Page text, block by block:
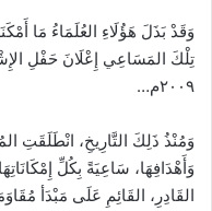
وَقَدْ بَذَلَ هَؤُلَاءِ العُلَمَاءُ مَا
تِلْكَ المَسَاعِي إِعْلَانَ حَفْلِ
٢٠٠٩م…
وَمُنْذُ ذَلِكَ التَّارِيخِ، انْطَلَقَتِ
وَأَهْدَافِهَا، سَاعِيَةً بِكُلِّ
القَادِرِ، القَائِمِ عَلَى مَبْدَأ